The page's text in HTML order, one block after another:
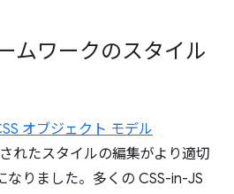
ムワークのスタイル
オブジェクト モデル
れたスタイルの編集がより適切
なりました。多くの CSS-in-JS